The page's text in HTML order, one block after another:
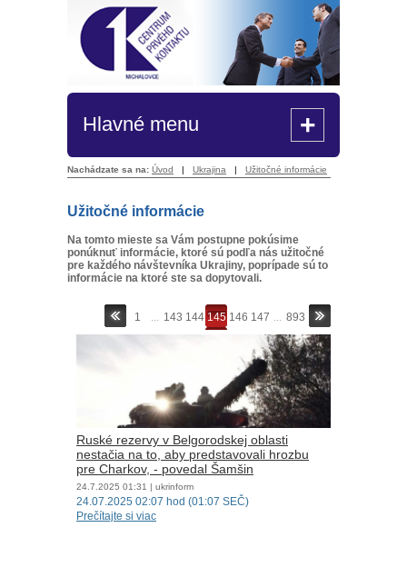
Hlavné menu +
Nachádzate sa na: Úvod | Ukrajina | Užitočné informácie
Užitočné informácie
Na tomto mieste sa Vám postupne pokúsime
ponúknuť informácie, ktoré sú podľa nás užitočné
pre každého návštevníka Ukrajiny, poprípade sú to
informácie na ktoré ste sa dopytovali.
1 ... 143 144 145 146 147 ... 893
Ruské rezervy v Belgorodskej oblasti
nestačia na to, aby predstavovali hrozbu
pre Charkov, - povedal Šamšin
24.7.2025 01:31 | ukrinform
24.07.2025 02:07 hod (01:07 SEČ)
Prečítajte si viac